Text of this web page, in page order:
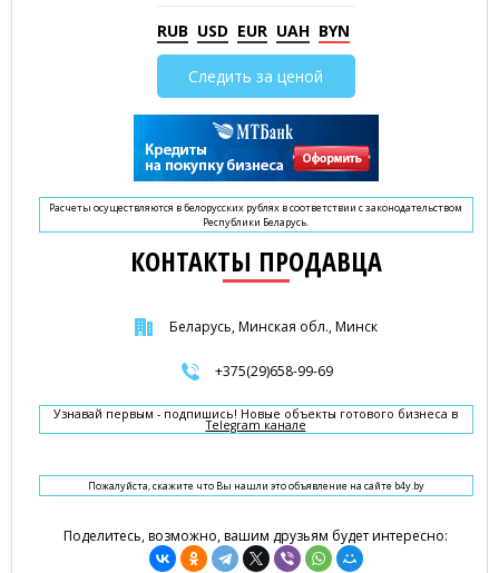
RUB USD EUR UAH BYN
Следить за ценой
Расчеты осуществляются в белорусских рублях в соответствии с законодательством
Республики Беларусь.
КОНТАКТЫ ПРОДАВЦА
Беларусь, Минская обл., Минск
+375(29)658-99-69
Узнавай первым - подпишись! Новые объекты готового бизнеса в
Telegram канале
Пожалуйста, скажите что Вы нашли это объявление на сайте b4y.by
Поделитесь, возможно, вашим друзьям будет интересно: